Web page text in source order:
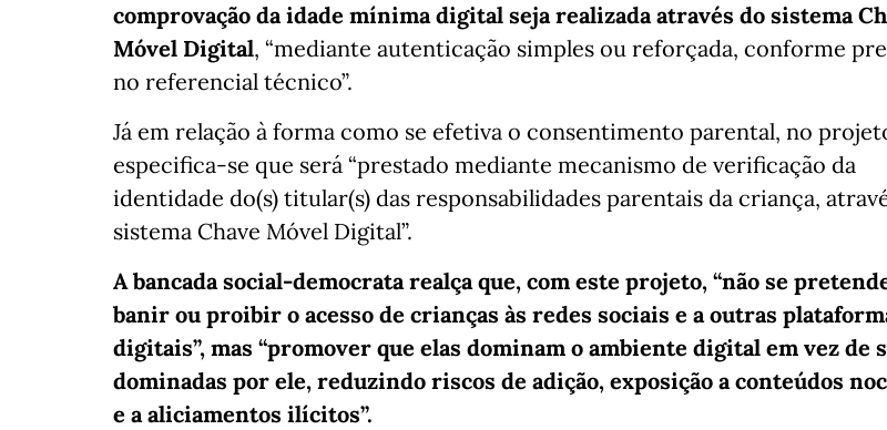
comprovação da idade mínima digital seja realizada através do sistema
Móvel Digital, “mediante autenticação simples ou reforçada, conforme
no referencial técnico”.
Já em relação à forma como se efetiva o consentimento parental, no
especifica-se que será “prestado mediante mecanismo de verificação da
identidade do(s) titular(s) das responsabilidades parentais da criança,
sistema Chave Móvel Digital”.
A bancada social-democrata realça que, com este projeto, “não se
banir ou proibir o acesso de crianças às redes sociais e a outras
digitais”, mas “promover que elas dominam o ambiente digital em vez de
dominadas por ele, reduzindo riscos de adição, exposição a conteúdos
e a aliciamentos ilícitos”.